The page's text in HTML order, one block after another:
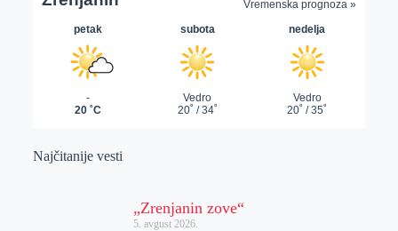
Najčitanije vesti
„Zrenjanin zove“
5. avgust 2026.